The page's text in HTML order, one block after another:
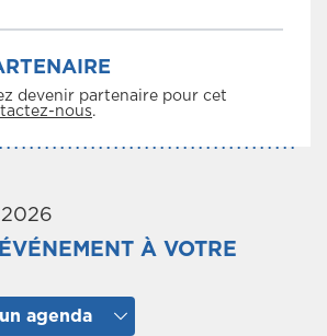
devenir partenaire pour cet
nous.
À VOTRE
agenda